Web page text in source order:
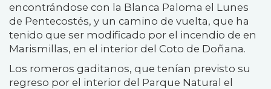
encontrándose con la Blanca Paloma el Lunes
de Pentecostés, y un camino de vuelta, que ha
tenido que ser modificado por el incendio de en
Marismillas, en el interior del Coto de Doñana.
Los romeros gaditanos, que tenían previsto su
regreso por el interior del Parque Natural el